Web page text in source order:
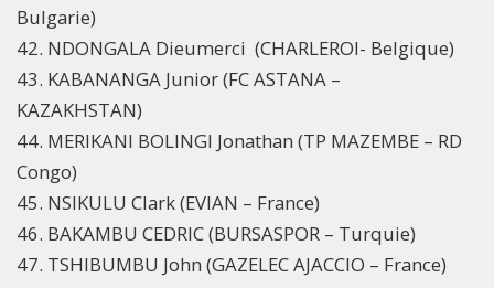
Bulgarie)
42. NDONGALA Dieumerci (CHARLEROI- Belgique)
43. KABANANGA Junior (FC ASTANA –
KAZAKHSTAN)
44. MERIKANI BOLINGI Jonathan (TP MAZEMBE – RD
Congo)
45. NSIKULU Clark (EVIAN – France)
46. BAKAMBU CEDRIC (BURSASPOR – Turquie)
47. TSHIBUMBU John (GAZELEC AJACCIO – France)